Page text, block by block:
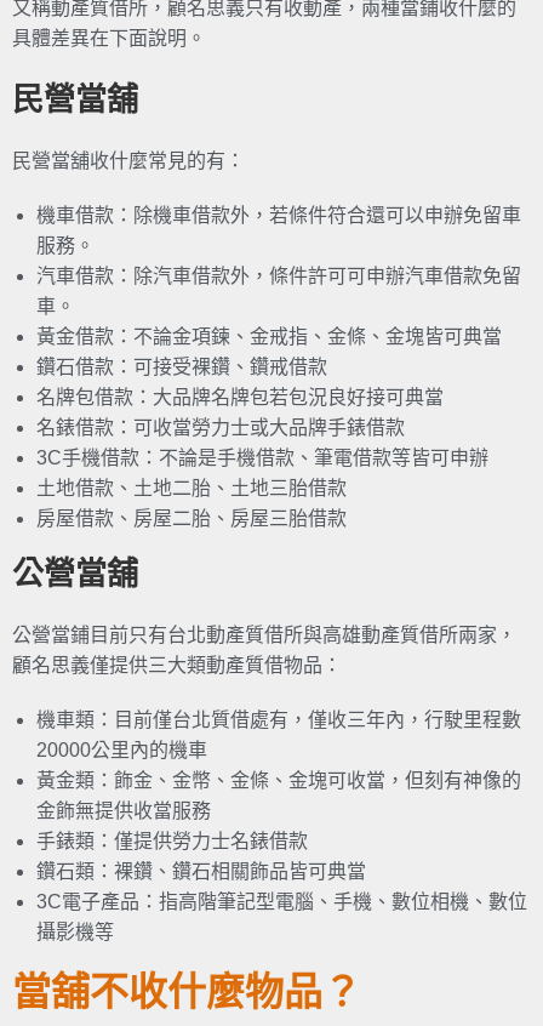
又稱動產質借所，顧名思義只有收動產，兩種當鋪收什麼的
具體差異在下面說明。
民營當舖
民營當舖收什麼常見的有：
機車借款：除機車借款外，若條件符合還可以申辦免留車
服務。
汽車借款：除汽車借款外，條件許可可申辦汽車借款免留
車。
黃金借款：不論金項鍊、金戒指、金條、金塊皆可典當
鑽石借款：可接受裸鑽、鑽戒借款
名牌包借款：大品牌名牌包若包況良好接可典當
名錶借款：可收當勞力士或大品牌手錶借款
3C手機借款：不論是手機借款、筆電借款等皆可申辦
土地借款、土地二胎、土地三胎借款
房屋借款、房屋二胎、房屋三胎借款
公營當舖
公營當鋪目前只有台北動產質借所與高雄動產質借所兩家，
顧名思義僅提供三大類動產質借物品：
機車類：目前僅台北質借處有，僅收三年內，行駛里程數
20000公里內的機車
黃金類：飾金、金幣、金條、金塊可收當，但刻有神像的
金飾無提供收當服務
手錶類：僅提供勞力士名錶借款
鑽石類：裸鑽、鑽石相關飾品皆可典當
3C電子產品：指高階筆記型電腦、手機、數位相機、數位
攝影機等
當舖不收什麼物品？